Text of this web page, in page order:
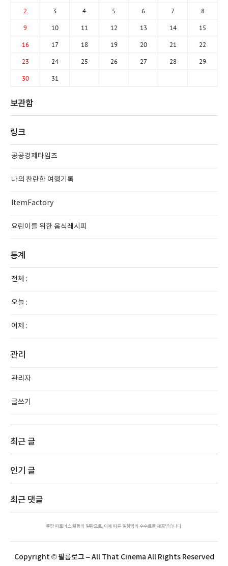
2 3 4 5 6 7 8
9 10 11 12 13 14 15
16 17 18 19 20 21 22
23 24 25 26 27 28 29
30 31
보관함
링크
공공경제타임즈
나의 찬란한 여행기록
ItemFactory
요린이를 위한 음식레시피
통계
전체 :
오늘 :
어제 :
관리
관리자
글쓰기
최근 글
인기 글
최근 댓글
쿠팡 파트너스 활동의 일환으로, 이에 따른 일정액의 수수료를 제공받습니다.
Copyright © 필름로그 – All That Cinema All Rights Reserved